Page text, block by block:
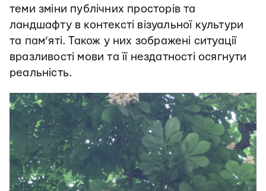
теми зміни публічних просторів та
ландшафту в контексті візуальної культури
та пам’яті. Також у них зображені ситуації
вразливості мови та її нездатності осягнути
реальність.